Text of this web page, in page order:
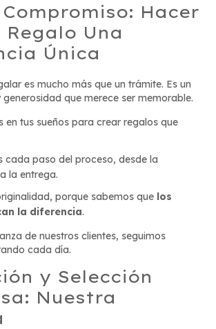
Hacer
Regalo Una
Única
es mucho más que un trámite. Es un
que merece ser memorable.
en tus sueños para crear regalos que
cada paso del proceso, desde la
la entrega.
porque sabemos que los
la diferencia.
de nuestros clientes, seguimos
cada día.
y Selección
Nuestra